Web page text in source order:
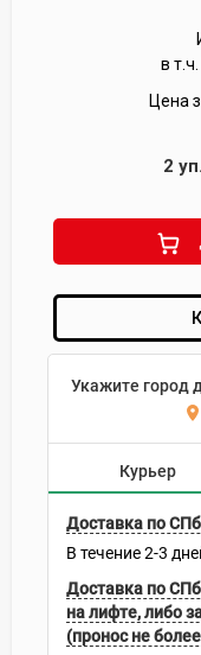
в
Цена
2 уп.
Укажите город
Курьер
Доставка по
В течение2-3
Доставка по
на лифте, либо
(пронос не